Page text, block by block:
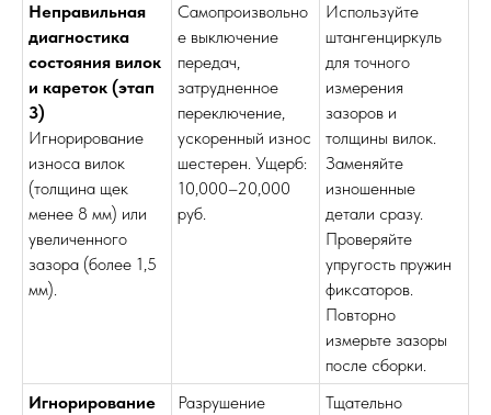
Неправильная
диагностика
состояния вилок
и кареток (этап
3)
Игнорирование
износа вилок
(толщина щек
менее 8 мм) или
увеличенного
зазора (более 1,5
мм).
Самопроизвольно
е выключение
передач,
затрудненное
переключение,
ускоренный износ
шестерен. Ущерб:
10,000–20,000
руб.
Используйте
штангенциркуль
для точного
измерения
зазоров и
толщины вилок.
Заменяйте
изношенные
детали сразу.
Проверяйте
упругость пружин
фиксаторов.
Повторно
измерьте зазоры
после сборки.
Игнорирование
Разрушение
Тщательно